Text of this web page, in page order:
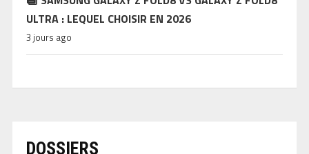
ULTRA : LEQUEL CHOISIR EN 2026
3 jours ago
DOSSIERS